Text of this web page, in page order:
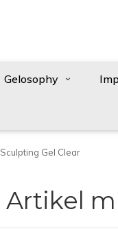
Gelosophy
Sculpting Gel Clear
Artikel